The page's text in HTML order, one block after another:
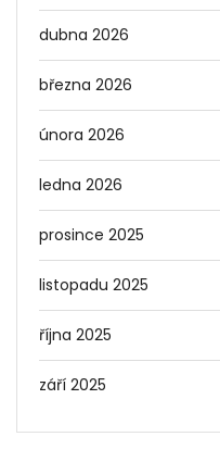
dubna 2026
března 2026
února 2026
ledna 2026
prosince 2025
listopadu 2025
října 2025
září 2025